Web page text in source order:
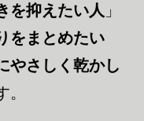
を抑えたい人 」
をまとめたい
やさしく乾かし